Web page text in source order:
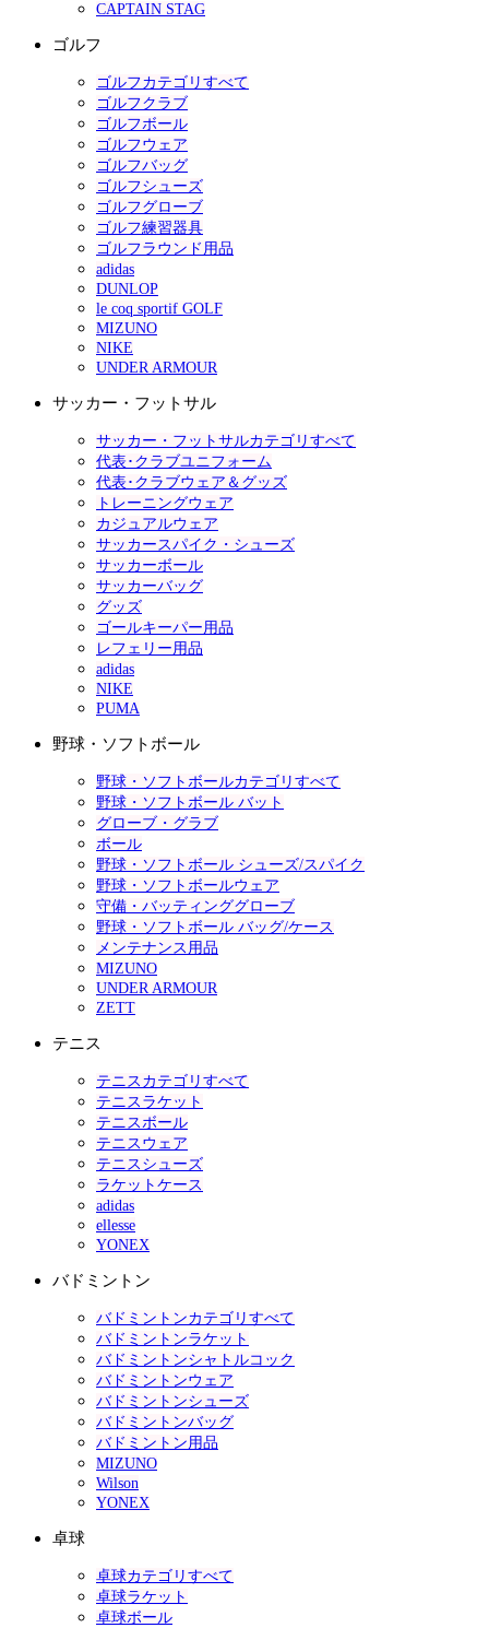
CAPTAIN STAG
ゴルフ
ゴルフカテゴリすべて
ゴルフクラブ
ゴルフボール
ゴルフウェア
ゴルフバッグ
ゴルフシューズ
ゴルフグローブ
ゴルフ練習器具
ゴルフラウンド用品
adidas
DUNLOP
le coq sportif GOLF
MIZUNO
NIKE
UNDER ARMOUR
サッカー・フットサル
サッカー・フットサルカテゴリすべて
代表･クラブユニフォーム
代表･クラブウェア＆グッズ
トレーニングウェア
カジュアルウェア
サッカースパイク・シューズ
サッカーボール
サッカーバッグ
グッズ
ゴールキーパー用品
レフェリー用品
adidas
NIKE
PUMA
野球・ソフトボール
野球・ソフトボールカテゴリすべて
野球・ソフトボール バット
グローブ・グラブ
ボール
野球・ソフトボール シューズ/スパイク
野球・ソフトボールウェア
守備・バッティンググローブ
野球・ソフトボール バッグ/ケース
メンテナンス用品
MIZUNO
UNDER ARMOUR
ZETT
テニス
テニスカテゴリすべて
テニスラケット
テニスボール
テニスウェア
テニスシューズ
ラケットケース
adidas
ellesse
YONEX
バドミントン
バドミントンカテゴリすべて
バドミントンラケット
バドミントンシャトルコック
バドミントンウェア
バドミントンシューズ
バドミントンバッグ
バドミントン用品
MIZUNO
Wilson
YONEX
卓球
卓球カテゴリすべて
卓球ラケット
卓球ボール